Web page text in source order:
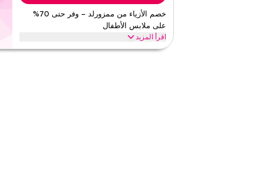
قيّمنا
خصم الأزياء من ممزورلد – وفر حتى 70%
على ملابس الأطفال
اقرأ المزيد
استخدم هذا كود خصم